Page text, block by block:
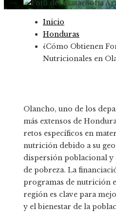
Sofía
Inicio
Honduras
¿Cómo Obtienen
Nutricionales en
Olancho, uno de los
más extensos de
retos específicos en
nutrición debido a su
dispersión poblacional y
de pobreza. La
programas de nutrición
región es clave para
y el bienestar de la